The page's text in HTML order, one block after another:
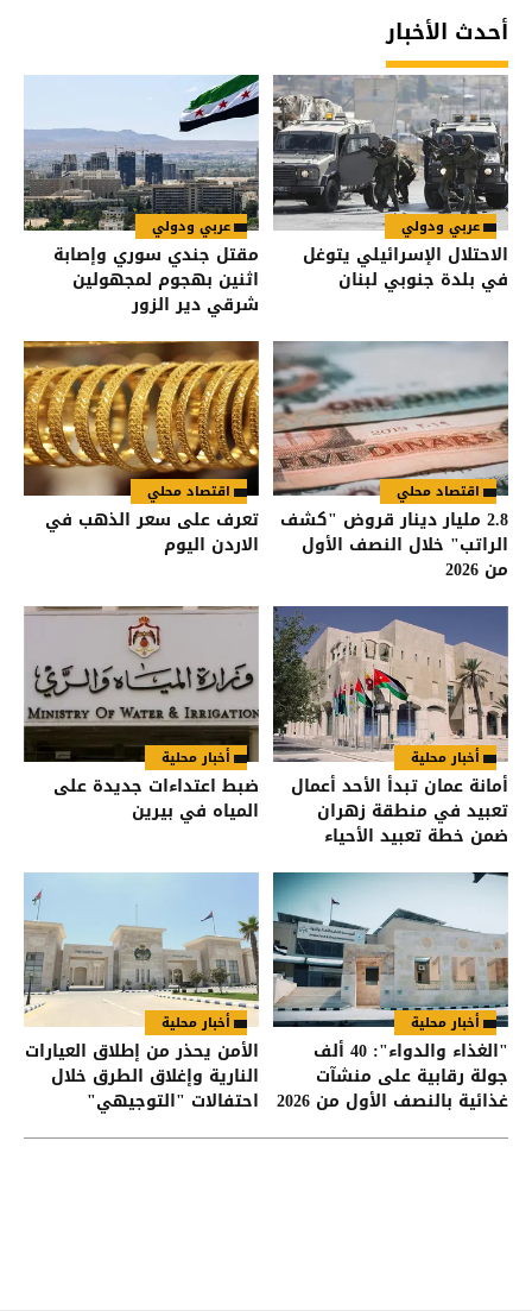
أحدث الأخبار
عربي ودولي
الاحتلال الإسرائيلي يتوغل
في بلدة جنوبي لبنان
عربي ودولي
مقتل جندي سوري وإصابة
اثنين بهجوم لمجهولين
شرقي دير الزور
اقتصاد محلي
2.8 مليار دينار قروض "كشف
الراتب" خلال النصف الأول
من 2026
اقتصاد محلي
تعرف على سعر الذهب في
الاردن اليوم
أخبار محلية
أمانة عمان تبدأ الأحد أعمال
تعبيد في منطقة زهران
ضمن خطة تعبيد الأحياء
أخبار محلية
ضبط اعتداءات جديدة على
المياه في بيرين
أخبار محلية
"الغذاء والدواء": 40 ألف
جولة رقابية على منشآت
غذائية بالنصف الأول من 2026
أخبار محلية
الأمن يحذر من إطلاق العيارات
النارية وإغلاق الطرق خلال
احتفالات "التوجيهي"